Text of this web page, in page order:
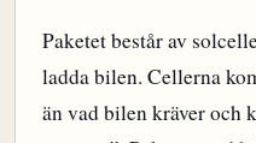
Paketet består av
ladda bilen. Cellerna
än vad bilen kräver och